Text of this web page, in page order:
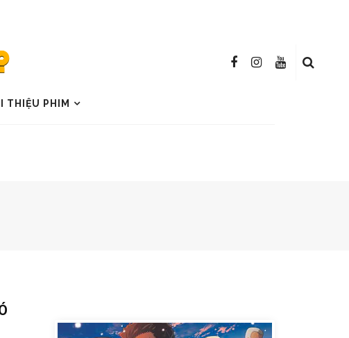
THIỆU PHIM